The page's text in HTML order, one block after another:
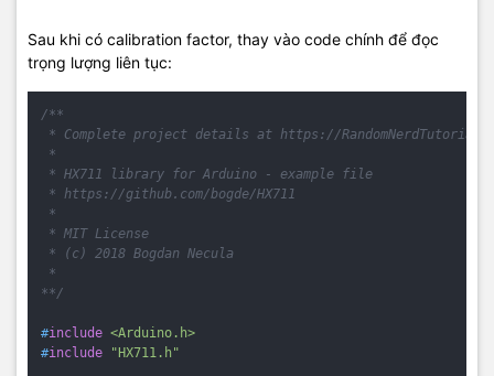
Sau khi có calibration factor, thay vào code chính để đọc
trọng lượng liên tục:
/**
* Complete project details at https://
*
* HX711 library for Arduino - example file
* https://github.com/bogde/HX711
*
* MIT License
* (c) 2018 Bogdan Necula
*
**/
#include <Arduino.h>
#include "HX711.h"